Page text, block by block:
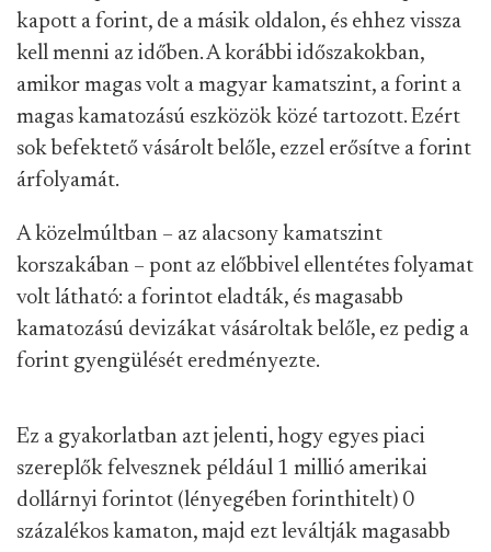
kapott a forint, de a másik oldalon, és ehhez vissza
kell menni az időben. A korábbi időszakokban,
amikor magas volt a magyar kamatszint, a forint a
magas kamatozású eszközök közé tartozott. Ezért
sok befektető vásárolt belőle, ezzel erősítve a forint
árfolyamát.
A közelmúltban – az alacsony kamatszint
korszakában – pont az előbbivel ellentétes folyamat
volt látható: a forintot eladták, és magasabb
kamatozású devizákat vásároltak belőle, ez pedig a
forint gyengülését eredményezte.
Ez a gyakorlatban azt jelenti, hogy egyes piaci
szereplők felvesznek például 1 millió amerikai
dollárnyi forintot (lényegében forinthitelt) 0
százalékos kamaton, majd ezt leváltják magasabb